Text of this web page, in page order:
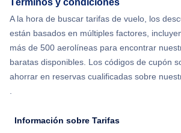
Flights from Chicago to Delhi
Flights from Nueva York to Hong Kong
Flights from Nueva York to Barcelona
Términos y condiciones
A la hora de buscar tarifas de vuelo, los
están basados en múltiples factores,
más de 500 aerolíneas para encontrar
baratas disponibles. Los códigos de cupón
ahorrar en reservas cualificadas sobre
.
Información sobre Tarifas